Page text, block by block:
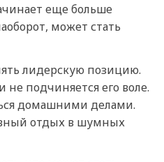
еще больше
может стать
лидерскую позицию.
подчиняется его воле.
домашними делами.
отдых в шумных